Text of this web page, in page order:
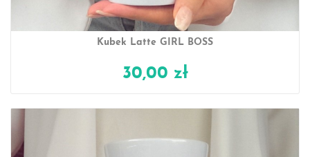
Kubek Latte GIRL BOSS
30,00 zł